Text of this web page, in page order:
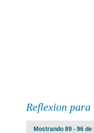
Reflexion para
Mostrando 89 - 96